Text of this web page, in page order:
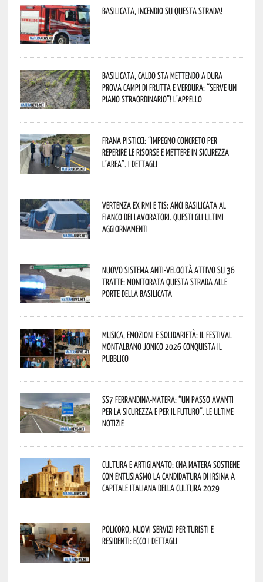
Basilicata, incendio su questa strada!
Basilicata, caldo sta mettendo a dura
prova campi di frutta e verdura: “Serve un
piano straordinario”! L’appello
Frana Pisticci: “Impegno concreto per
reperire le risorse e mettere in sicurezza
l’area”. I dettagli
Vertenza ex RMI e TIS: ANCI Basilicata al
fianco dei lavoratori. Questi gli ultimi
aggiornamenti
Nuovo sistema anti-velocità attivo su 36
tratte: monitorata questa strada alle
porte della Basilicata
Musica, emozioni e solidarietà: il Festival
Montalbano Jonico 2026 conquista il
pubblico
SS7 Ferrandina-Matera: “Un passo avanti
per la sicurezza e per il futuro”. Le ultime
notizie
Cultura e Artigianato: CNA Matera sostiene
con entusiasmo la candidatura di Irsina a
Capitale Italiana della Cultura 2029
Policoro, nuovi servizi per turisti e
residenti: ecco i dettagli